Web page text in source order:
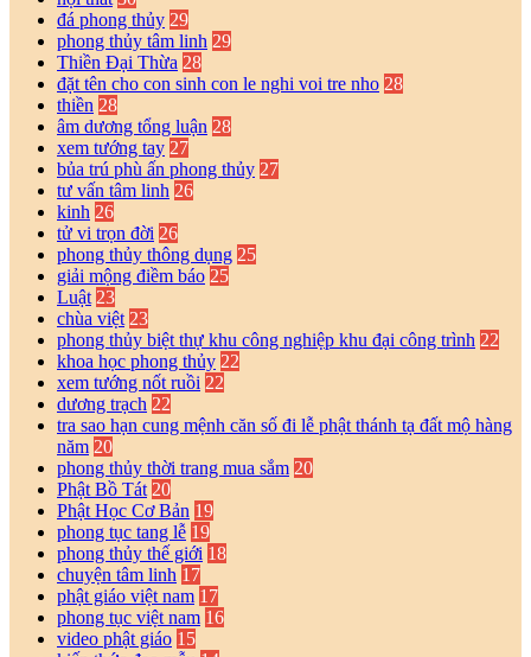
đá phong thủy 29
phong thủy tâm linh 29
Thiền Đại Thừa 28
đặt tên cho con sinh con le nghi voi tre nho 28
thiền 28
âm dương tổng luận 28
xem tướng tay 27
bủa trú phù ấn phong thủy 27
tư vấn tâm linh 26
kinh 26
tử vi trọn đời 26
phong thủy thông dụng 25
giải mộng điềm báo 25
Luật 23
chùa việt 23
phong thủy biệt thự khu công nghiệp khu đại công trình 22
khoa học phong thủy 22
xem tướng nốt ruồi 22
dương trạch 22
tra sao hạn cung mệnh căn số đi lễ phật thánh tạ đất mộ hàng
năm 20
phong thủy thời trang mua sắm 20
Phật Bồ Tát 20
Phật Học Cơ Bản 19
phong tục tang lễ 19
phong thủy thế giới 18
chuyện tâm linh 17
phật giáo việt nam 17
phong tục việt nam 16
video phật giáo 15